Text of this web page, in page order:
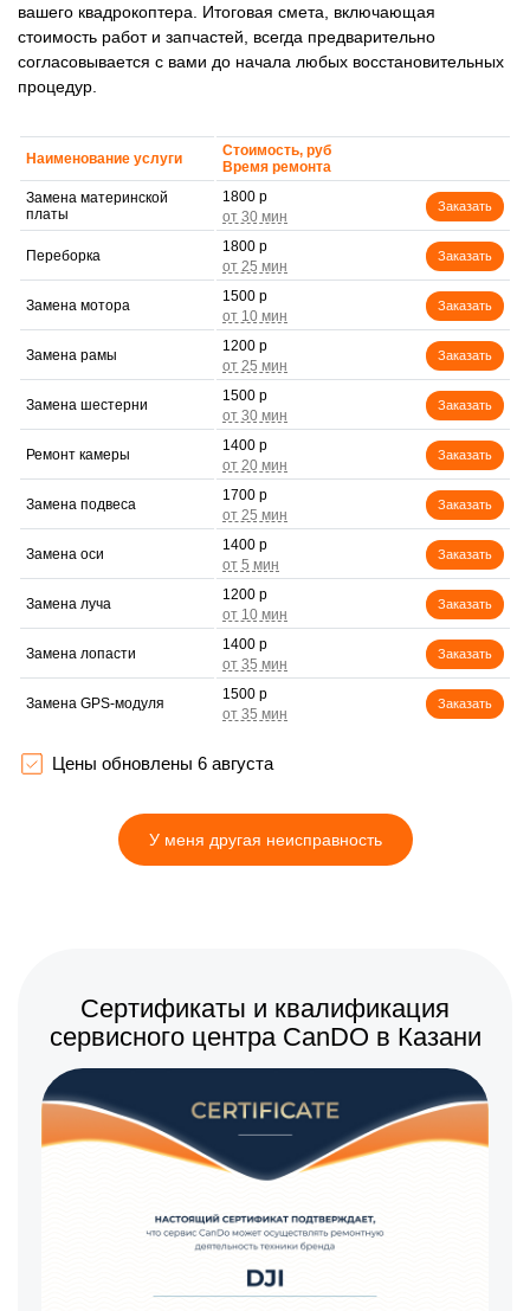
вашего квадрокоптера. Итоговая смета, включающая
стоимость работ и запчастей, всегда предварительно
согласовывается с вами до начала любых восстановительных
процедур.
Наименование услуги
Стоимость, руб
Время ремонта
Замена материнской
платы
1800 р
Заказать
Переборка
1800 р
Заказать
Замена мотора
1500 р
Заказать
Замена рамы
1200 р
Заказать
Замена шестерни
1500 р
Заказать
Ремонт камеры
1400 р
Заказать
Замена подвеса
1700 р
Заказать
Замена оси
1400 р
Заказать
Замена луча
1200 р
Заказать
Замена лопасти
1400 р
Заказать
Замена GPS-модуля
1500 р
Заказать
Замена корпуса
Настройка шифрования
1000 р
Цены обновлены 6 августа
У меня другая неисправность
Сертификаты и квалификация
сервисного центра CanDO в Казани